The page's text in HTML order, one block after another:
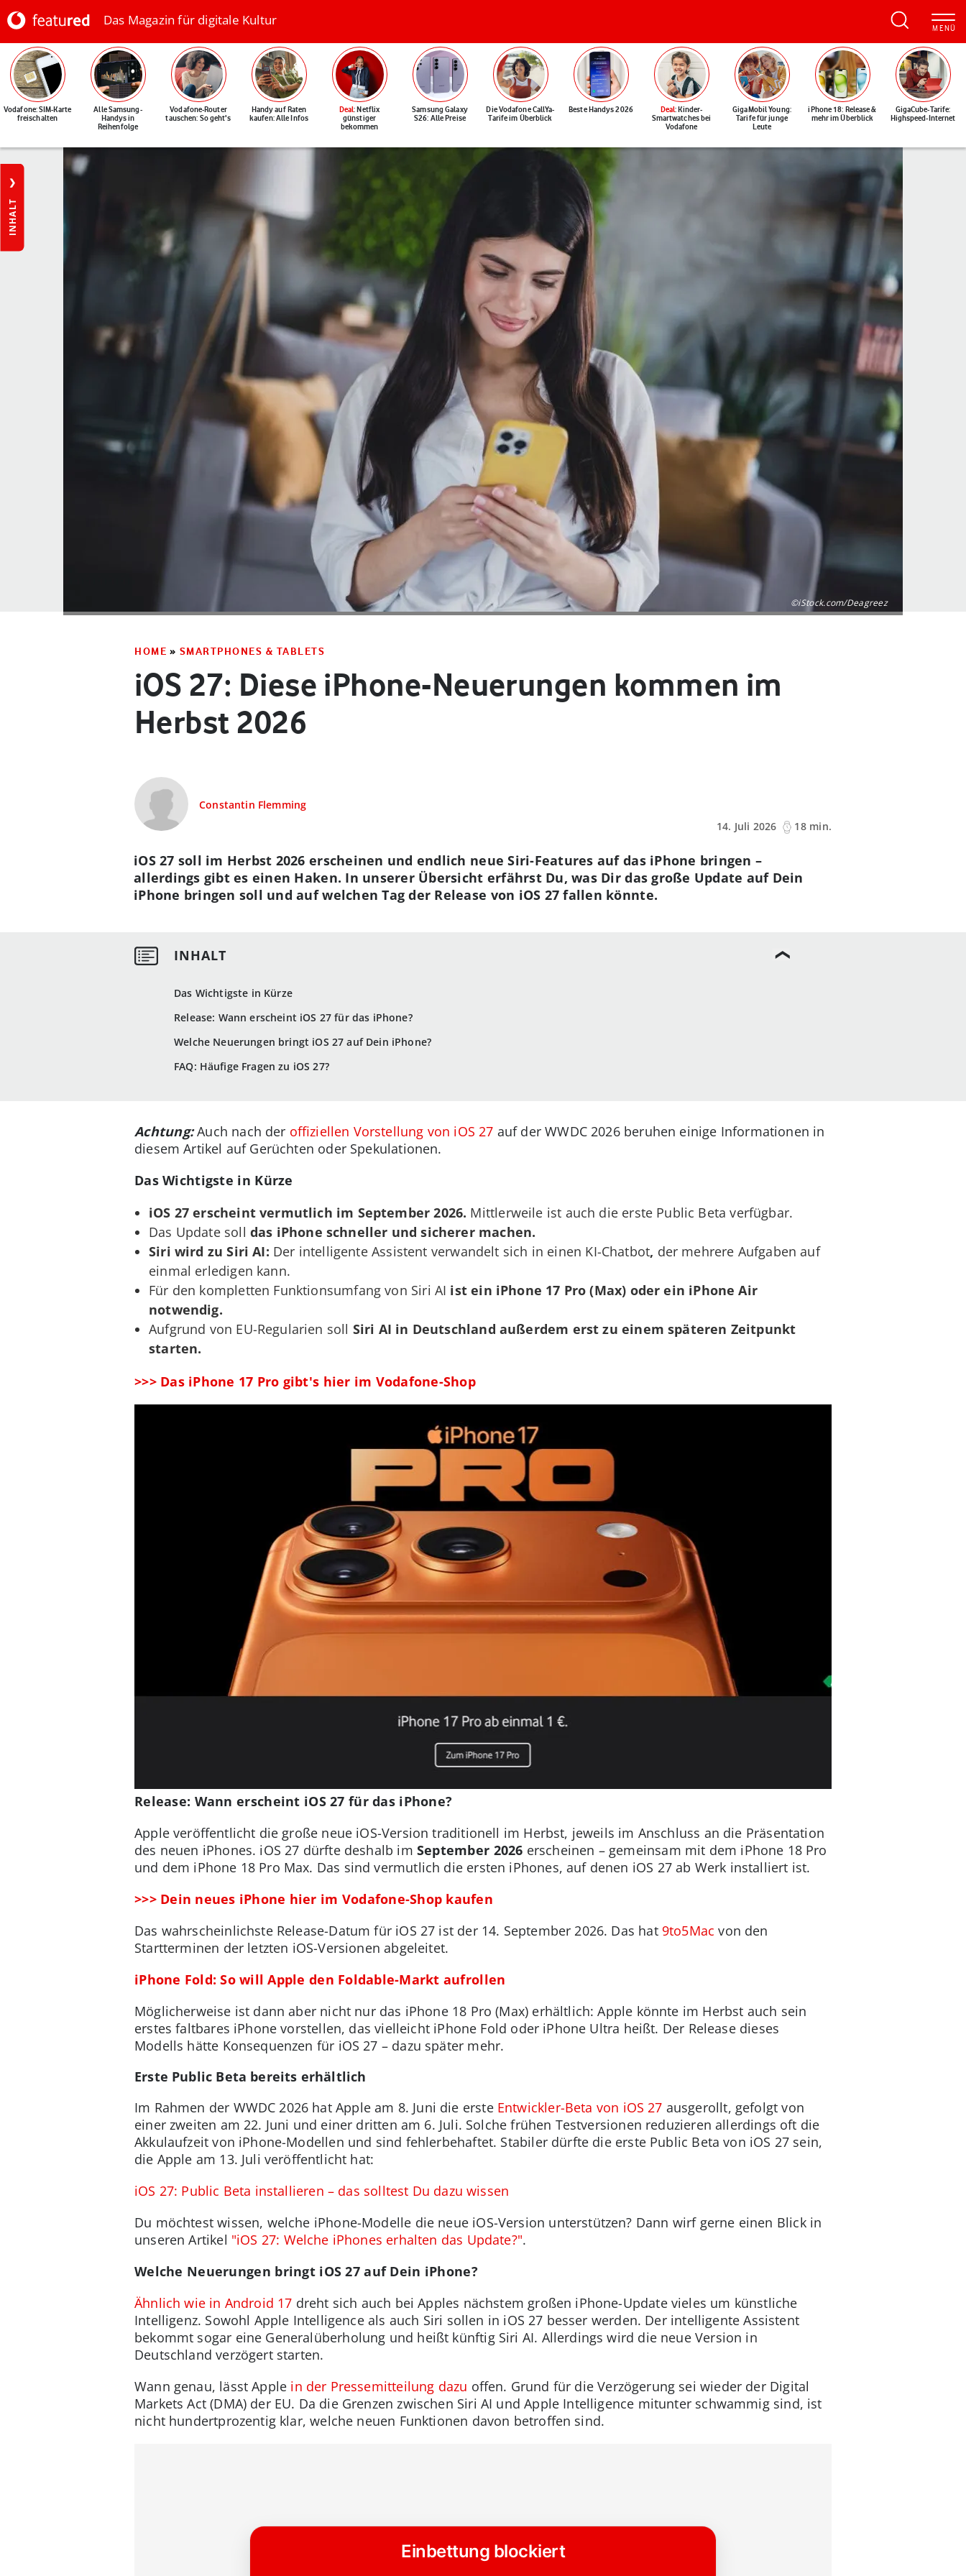
Das Magazin für digitale Kultur
Vodafone: SIM-Karte
freischalten
Alle Samsung-
Handys in
Reihenfolge
Vodafone-Router
tauschen: So geht's
Handy auf Raten
kaufen: Alle Infos
Deal: Netflix
günstiger
bekommen
Samsung Galaxy
S26: Alle Preise
Die Vodafone CallYa-
Tarife im Überblick
Beste Handys 2026 Deal: Kinder-
Smartwatches bei
Vodafone
GigaMobil Young:
Tarife für junge
Leute
iPhone 18: Release &
mehr im Überblick
GigaCube-Tarife:
Highspeed-Internet
INHALT
©iStock.com/Deagreez
HOME » SMARTPHONES & TABLETS
iOS 27: Diese iPhone-Neuerungen kommen im
Herbst 2026
Constantin Flemming
14. Juli 2026
18 min.
Das Wichtigste in Kürze
Release: Wann erscheint iOS 27 für das iPhone?
Welche Neuerungen bringt iOS 27 auf Dein iPhone?
FAQ: Häufige Fragen zu iOS 27?
iOS 27 soll im Herbst 2026 erscheinen und endlich neue Siri-Features auf das iPhone bringen –
allerdings gibt es einen Haken. In unserer Übersicht erfährst Du, was Dir das große Update auf Dein
iPhone bringen soll und auf welchen Tag der Release von iOS 27 fallen könnte.
Achtung:Auch nach der offiziellen Vorstellung von iOS 27 auf der WWDC 2026 beruhen einige Informationen in
diesem Artikel auf Gerüchten oder Spekulationen.
Das Wichtigste in Kürze
iOS 27 erscheint vermutlich im September 2026. Mittlerweile ist auch die erste Public Beta verfügbar.
Das Update soll das iPhone schneller und sicherer machen.
Siri wird zu Siri AI: Der intelligente Assistent verwandelt sich in einen KI-Chatbot, der mehrere Aufgaben auf
einmal erledigen kann.
Für den kompletten Funktionsumfang von Siri AI ist ein iPhone 17 Pro (Max) oder ein iPhone Air
notwendig.
Aufgrund von EU-Regularien soll Siri AI in Deutschland außerdem erst zu einem späteren Zeitpunkt
starten.
>>> Das iPhone 17 Pro gibt's hier im Vodafone-Shop
Release: Wann erscheint iOS 27 für das iPhone?
Apple veröffentlicht die große neue iOS-Version traditionell im Herbst, jeweils im Anschluss an die Präsentation
des neuen iPhones. iOS 27 dürfte deshalb im September 2026 erscheinen – gemeinsam mit dem iPhone 18 Pro
und dem iPhone 18 Pro Max. Das sind vermutlich die ersten iPhones, auf denen iOS 27 ab Werk installiert ist.
>>> Dein neues iPhone hier im Vodafone-Shop kaufen
Das wahrscheinlichste Release-Datum für iOS 27 ist der 14. September 2026. Das hat 9to5Mac von den
Startterminen der letzten iOS-Versionen abgeleitet.
iPhone Fold: So will Apple den Foldable-Markt aufrollen
Möglicherweise ist dann aber nicht nur das iPhone 18 Pro (Max) erhältlich: Apple könnte im Herbst auch sein
erstes faltbares iPhone vorstellen, das vielleicht iPhone Fold oder iPhone Ultra heißt. Der Release dieses
Modells hätte Konsequenzen für iOS 27 – dazu später mehr.
Erste Public Beta bereits erhältlich
Im Rahmen der WWDC 2026 hat Apple am 8. Juni die erste Entwickler-Beta von iOS 27 ausgerollt, gefolgt von
einer zweiten am 22. Juni und einer dritten am 6. Juli. Solche frühen Testversionen reduzieren allerdings oft die
Akkulaufzeit von iPhone-Modellen und sind fehlerbehaftet. Stabiler dürfte die erste Public Beta von iOS 27 sein,
die Apple am 13. Juli veröffentlicht hat:
iOS 27: Public Beta installieren – das solltest Du dazu wissen
Du möchtest wissen, welche iPhone-Modelle die neue iOS-Version unterstützen? Dann wirf gerne einen Blick in
unseren Artikel "iOS 27: Welche iPhones erhalten das Update?".
Welche Neuerungen bringt iOS 27 auf Dein iPhone?
Ähnlich wie in Android 17 dreht sich auch bei Apples nächstem großen iPhone-Update vieles um künstliche
Intelligenz. Sowohl Apple Intelligence als auch Siri sollen in iOS 27 besser werden. Der intelligente Assistent
bekommt sogar eine Generalüberholung und heißt künftig Siri AI. Allerdings wird die neue Version in
Deutschland verzögert starten.
Wann genau, lässt Apple in der Pressemitteilung dazu offen. Grund für die Verzögerung sei wieder der Digital
Markets Act (DMA) der EU. Da die Grenzen zwischen Siri AI und Apple Intelligence mitunter schwammig sind, ist
nicht hundertprozentig klar, welche neuen Funktionen davon betroffen sind.